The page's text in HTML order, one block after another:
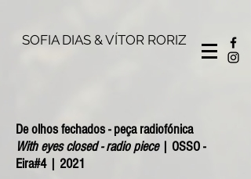
SOFIA DIAS & VÍTOR RORIZ
De olhos fechados - peça radiofónica
With eyes closed - radio piece| OSSO -
Eira#4 | 2021